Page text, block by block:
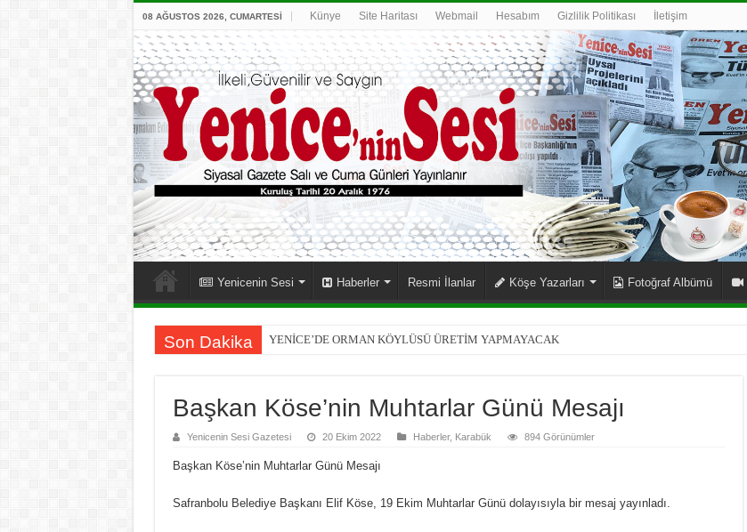
08 AĞUSTOS 2026, CUMARTESI Künye Site Haritası Webmail Hesabım Gizlilik Politikası İletişim
Yenicenin Sesi Haberler Resmi İlanlar Köşe Yazarları Fotoğraf Albümü
Son Dakika YENİCE’DE ORMAN KÖYLÜSÜ ÜRETİM YAPMAYACAK
Başkan Köse’nin Muhtarlar Günü Mesajı
Yenicenin Sesi Gazetesi 20 Ekim 2022 Haberler, Karabük 894 Görünümler
Başkan Köse’nin Muhtarlar Günü Mesajı
Safranbolu Belediye Başkanı Elif Köse, 19 Ekim Muhtarlar Günü dolayısıyla bir mesaj yayınladı.